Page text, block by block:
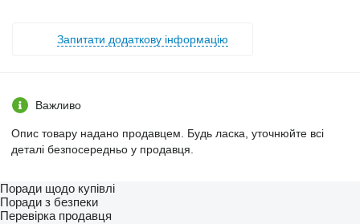
Запитати додаткову інформацію
Важливо
Опис товару надано продавцем. Будь ласка, уточнюйте всі
деталі безпосередньо у продавця.
Поради щодо купівлі
Поради з безпеки
Перевірка продавця